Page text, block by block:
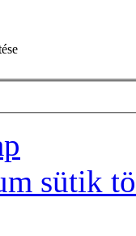
sütik